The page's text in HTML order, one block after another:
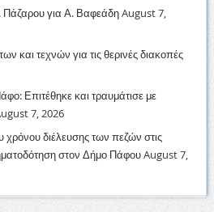
Πάζαρου για Α. ΒαφεάδηAugust 7,
και τεχνών για τις θερινές διακοπές
Επιτέθηκε και τραυμάτισε με
7, 2026
διέλευσης των πεζών στις
στον Δήμο ΠάφουAugust 7,